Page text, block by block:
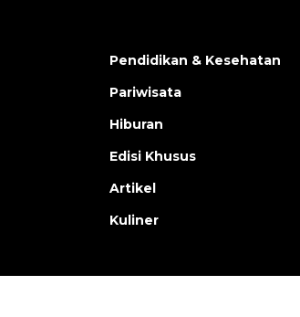
Pendidikan & Kesehatan
Pariwisata
Hiburan
Edisi Khusus
Artikel
Kuliner